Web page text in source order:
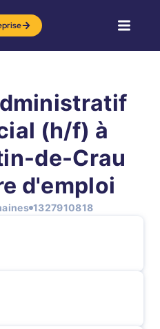
(h/f) à
de-Crau
d'emploi
1327910818